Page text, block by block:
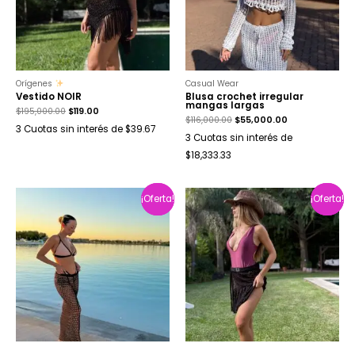
Orígenes
Vestido NOIR
$195,000.00 $119.00
3 Cuotas sin interés de $39.67
Casual Wear
Blusa crochet irregular
mangas largas
$116,000.00 $55,000.00
3 Cuotas sin interés de
$18,333.33
¡Oferta!
¡Oferta! ¡Oferta!
¡Oferta!